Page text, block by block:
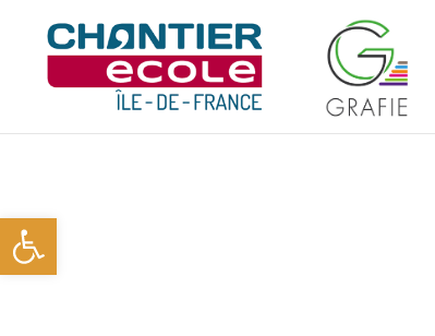
Ouvrir la barre d’outils